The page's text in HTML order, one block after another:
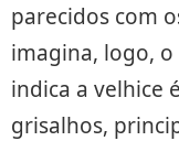
parecidos com
imagina, logo,
indica a velhice
grisalhos,